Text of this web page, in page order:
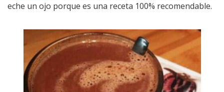
eche un ojo porque es una receta 100% recomendable.